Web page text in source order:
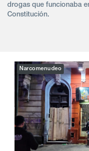
drogas que funcionaba
Constitución.
Narcomenudeo